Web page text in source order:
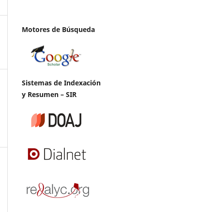
Motores de Búsqueda
Sistemas de Indexación
y Resumen – SIR